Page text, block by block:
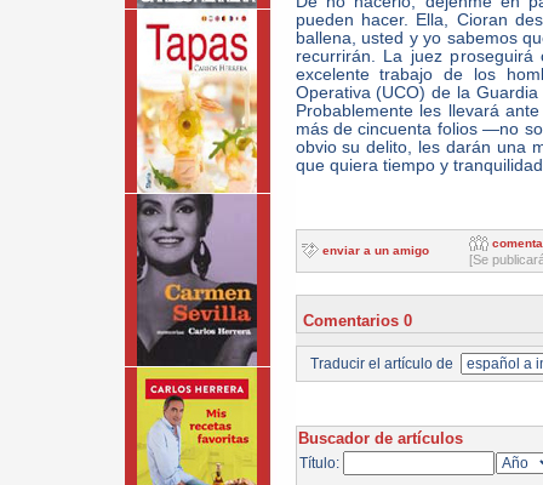
pueden hacer. Ella, Cioran
ballena, usted y yo sabemos
recurrirán. La juez
excelente trabajo de los
Operativa (UCO) de la
Probablemente les llevará
más de cincuenta folios —no
obvio su delito, les darán una
que quiera tiempo y
enviar a un amigo
[Se
Comentarios 0
Traducir el artículo de
Buscador de artículos
Título: